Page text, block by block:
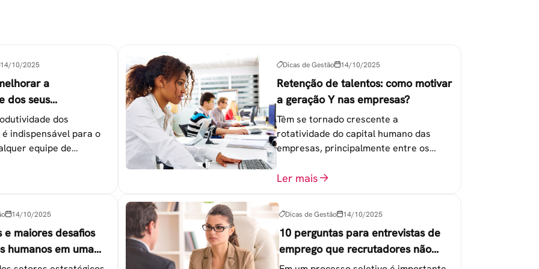
14/10/2025
a
dos seus
dos
indispensável para o
equipe de
Dicas de Gestão 14/10/2025
Retenção de talentos: como motivar
a geração Y nas empresas?
Têm se tornado crescente a
rotatividade do capital humano das
empresas, principalmente entre os
chamada Geração Y.
Ler mais
14/10/2025
e maiores desafios
humanos em uma
Dicas de Gestão 14/10/2025
10 perguntas para entrevistas de
emprego que recrutadores não
devem fazer